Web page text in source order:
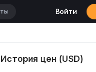
Войти
История цен (USD)